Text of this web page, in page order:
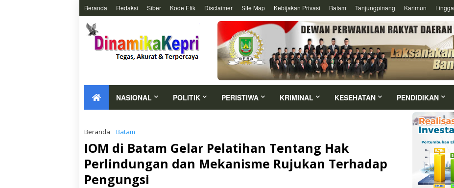
Beranda Redaksi Siber Kode Etik Disclaimer Site Map Kebijakan Privasi Batam Tanjungpinang Karimun Lingga
NASIONAL POLITIK PERISTIWA KRIMINAL KESEHATAN PENDIDIKAN
Beranda Batam
IOM di Batam Gelar Pelatihan Tentang Hak
Perlindungan dan Mekanisme Rujukan Terhadap
Pengungsi